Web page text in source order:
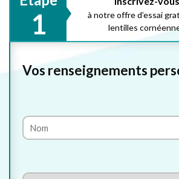
1
à notre offre d’essai
lentilles
Vos renseignements